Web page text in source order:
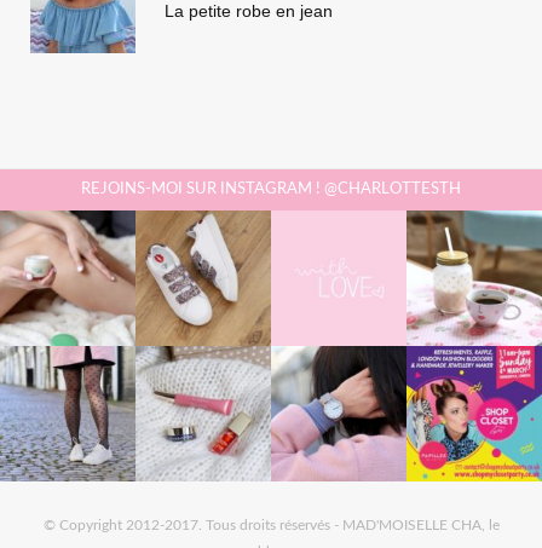
La petite robe en jean
REJOINS-MOI SUR INSTAGRAM ! @CHARLOTTESTH
© Copyright 2012-2017. Tous droits réservés - MAD'MOISELLE CHA, le